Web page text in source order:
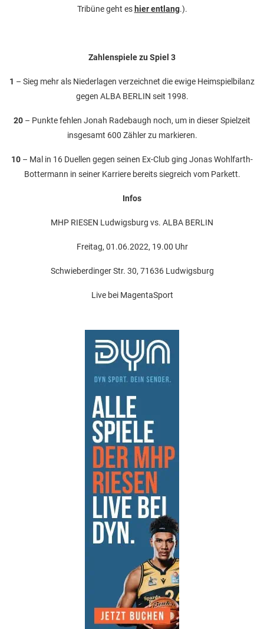
Tribüne geht es hier entlang.).
Zahlenspiele zu Spiel 3
1 – Sieg mehr als Niederlagen verzeichnet die ewige Heimspielbilanz
gegen ALBA BERLIN seit 1998.
20 – Punkte fehlen Jonah Radebaugh noch, um in dieser Spielzeit
insgesamt 600 Zähler zu markieren.
10 – Mal in 16 Duellen gegen seinen Ex-Club ging Jonas Wohlfarth-
Bottermann in seiner Karriere bereits siegreich vom Parkett.
Infos
MHP RIESEN Ludwigsburg vs. ALBA BERLIN
Freitag, 01.06.2022, 19.00 Uhr
Schwieberdinger Str. 30, 71636 Ludwigsburg
Live bei MagentaSport